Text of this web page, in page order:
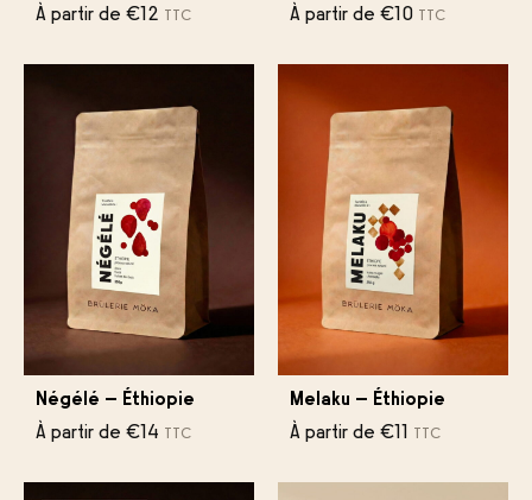
À partir de €12 TTC
À partir de €10 TTC
Négélé – Éthiopie
À partir de €14 TTC
Melaku – Éthiopie
À partir de €11 TTC